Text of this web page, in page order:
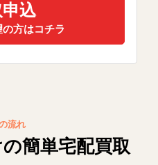
込
方はコチラ
流れ
簡単宅配買取